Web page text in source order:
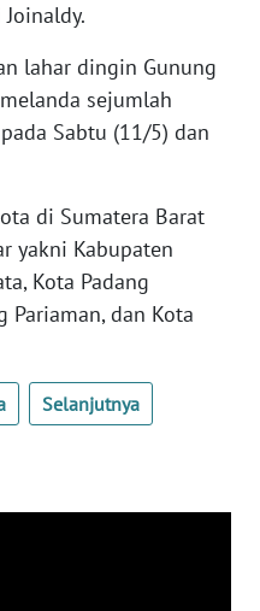
lahar dingin Gunung
sejumlah
Sabtu (11/5) dan
di Sumatera Barat
yakni Kabupaten
Kota Padang
Pariaman, dan Kota
Selanjutnya